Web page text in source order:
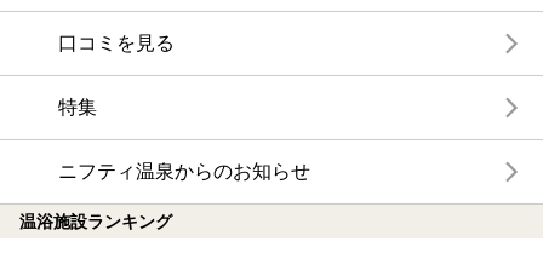
口コミを見る
特集
ニフティ温泉からのお知らせ
温浴施設ランキング